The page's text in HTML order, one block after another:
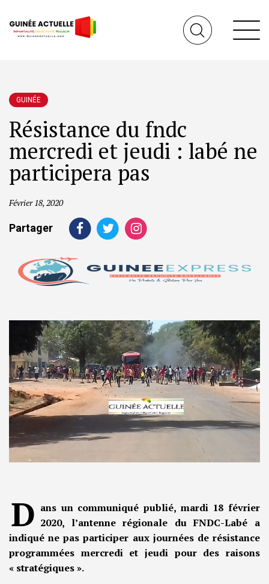
GUINÉE
Résistance du fndc
mercredi et jeudi : labé ne
participera pas
Février 18, 2020
Partager
D ans un communiqué publié, mardi 18 février
2020, l’antenne régionale du FNDC-Labé a
indiqué ne pas participer aux journées de résistance
programmées mercredi et jeudi pour des raisons
« stratégiques ».